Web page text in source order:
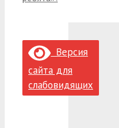
Версия
сайта для
слабовидящих